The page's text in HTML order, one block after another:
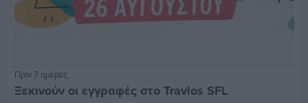
Πριν 7 ημέρες
Ξεκινούν οι εγγραφές στο Travlos SFL